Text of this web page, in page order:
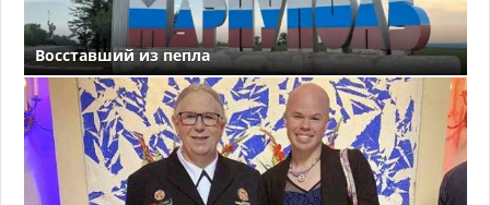
Восставший из пепла